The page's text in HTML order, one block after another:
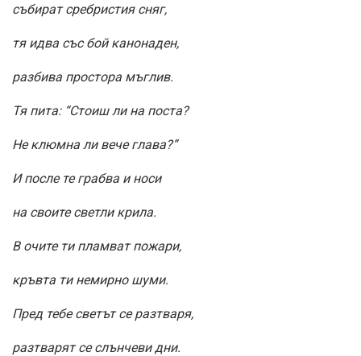
събират сребристия сняг,
тя идва със бой канонаден,
разбива простора мъглив.
Тя пита: “Стоиш ли на поста?
Не клюмна ли вече глава?”
И после те грабва и носи
на своите светли крила.
В очите ти пламват пожари,
кръвта ти немирно шуми.
Пред тебе светът се разтваря,
разтварят се слънчеви дни.